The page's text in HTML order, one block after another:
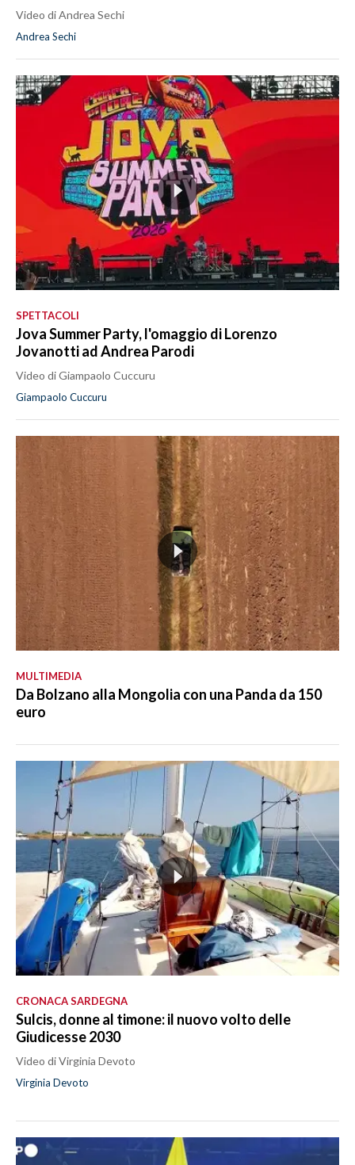
Video di Andrea Sechi
Andrea Sechi
SPETTACOLI
Jova Summer Party, l'omaggio di Lorenzo
Jovanotti ad Andrea Parodi
Video di Giampaolo Cuccuru
Giampaolo Cuccuru
MULTIMEDIA
Da Bolzano alla Mongolia con una Panda da 150
euro
CRONACA SARDEGNA
Sulcis, donne al timone: il nuovo volto delle
Giudicesse 2030
Video di Virginia Devoto
Virginia Devoto